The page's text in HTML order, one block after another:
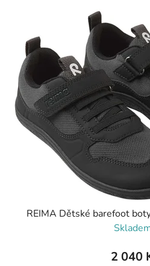
REIMA Dětské barefoot
2 040